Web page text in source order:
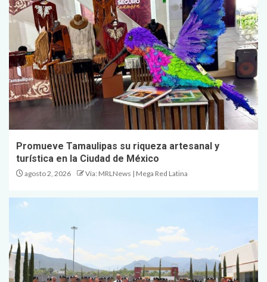
Promueve Tamaulipas su riqueza artesanal y
turística en la Ciudad de México
agosto 2, 2026 Vía: MRLNews | Mega Red Latina